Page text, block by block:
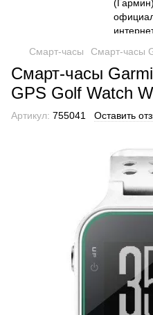
Смарт-часы Смарт-часы
Смарт-часы
GPS Golf Watch
Артикул: 755041 Оставить